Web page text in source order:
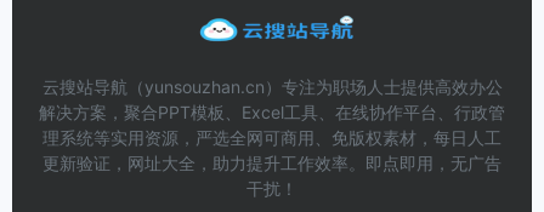
云搜站导航（yunsouzhan.cn）专注为职场人士提供高效办公
解决方案，聚合PPT模板、Excel工具、在线协作平台、行政管
理系统等实用资源，严选全网可商用、免版权素材，每日人工
更新验证，网址大全，助力提升工作效率。即点即用，无广告
干扰！